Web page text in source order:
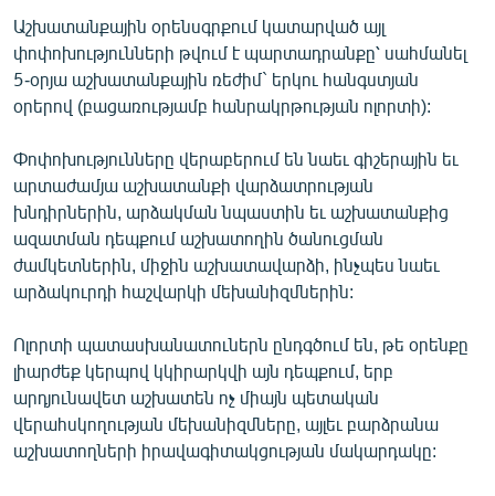
Աշխատանքային օրենսգրքում կատարված այլ
փոփոխությունների թվում է պարտադրանքը՝ սահմանել
5-օրյա աշխատանքային ռեժիմ` երկու հանգստյան
օրերով (բացառությամբ հանրակրթության ոլորտի):
Փոփոխությունները վերաբերում են նաեւ գիշերային եւ
արտաժամյա աշխատանքի վարձատրության
խնդիրներին, արձակման նպաստին եւ աշխատանքից
ազատման դեպքում աշխատողին ծանուցման
ժամկետներին, միջին աշխատավարձի, ինչպես նաեւ
արձակուրդի հաշվարկի մեխանիզմներին:
Ոլորտի պատասխանատուներն ընդգծում են, թե օրենքը
լիարժեք կերպով կկիրարկվի այն դեպքում, երբ
արդյունավետ աշխատեն ոչ միայն պետական
վերահսկողության մեխանիզմները, այլեւ բարձրանա
աշխատողների իրավագիտակցության մակարդակը: